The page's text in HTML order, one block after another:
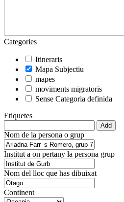
Categories
Itineraris
Mapa Subjectiu
mapes
moviments migratoris
Sense Categoria definida
Etiquetes
Nom de la persona o grup
Institut a on pertany la persona grup
Nom del lloc que has dibuixat
Continent